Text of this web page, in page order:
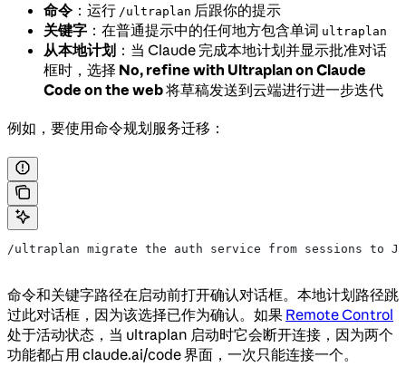
命令 ：运行 /ultraplan 后跟你的提示
关键字 ：在普通提示中的任何地方包含单词 ultraplan
从本地计划 ：当 Claude 完成本地计划并显示批准对话
框时，选择 No, refine with Ultraplan on Claude
Code on the web将草稿发送到云端进行进一步迭代
例如，要使用命令规划服务迁移：
/ultraplan migrate the auth service from sessions to
命令和关键字路径在启动前打开确认对话框。本地计划路径跳
过此对话框，因为该选择已作为确认。如果 Remote Control
处于活动状态，当 ultraplan 启动时它会断开连接，因为两个
功能都占用 claude.ai/code 界面，一次只能连接一个。